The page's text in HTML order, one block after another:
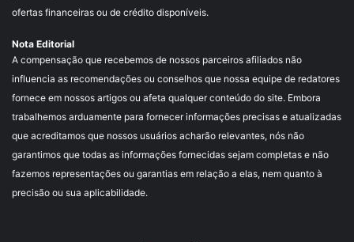
ofertas financeiras ou de crédito disponíveis.
Nota Editorial
A compensação que recebemos de nossos parceiros afiliados não
influencia as recomendações ou conselhos que nossa equipe de redatores
fornece em nossos artigos ou afeta qualquer conteúdo do site. Embora
trabalhemos arduamente para fornecer informações precisas e atualizadas
que acreditamos que nossos usuários acharão relevantes, nós não
garantimos que todas as informações fornecidas sejam completas e não
fazemos representações ou garantias em relação a elas, nem quanto à
precisão ou sua aplicabilidade.